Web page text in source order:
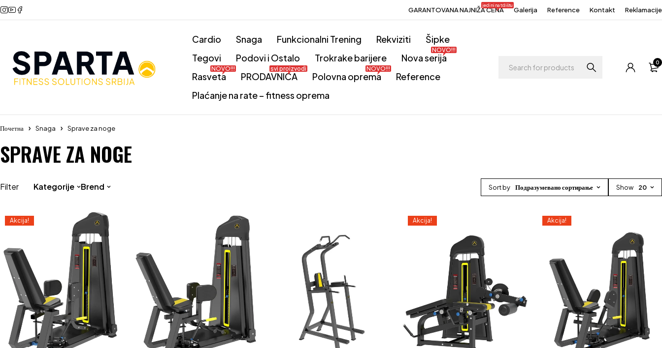
GARANTOVANA NAJNIŽA CENA
jedini na tržištu
Galerija Reference Kontakt Reklamacije
Cardio Snaga Funkcionalni Trening Rekviziti
Šipke
Tegovi
Podovi i Ostalo Trokrake barijere Nova serija
NOVO!!!
Rasveta
NOVO!!!
PRODAVNICA
svi proizvodi
Polovna oprema
NOVO!!!
Reference
Plaćanje na rate – fitness oprema
0
Почетна Snaga Sprave za noge
SPRAVE ZA NOGE
Sort by Подразумевано сортирање Show 20
Filter Kategorije Brend
Akcija! Akcija! Akcija!